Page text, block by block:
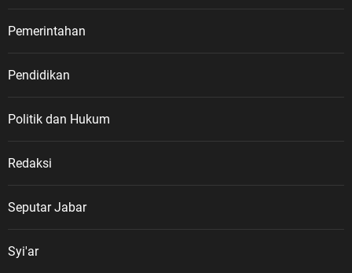
Pemerintahan
Pendidikan
Politik dan Hukum
Redaksi
Seputar Jabar
Syi'ar